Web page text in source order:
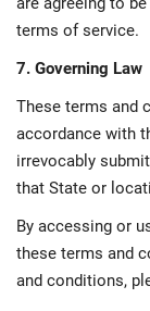
terms of service.
7. Governing Law
These terms and
accordance with
irrevocably
that State or
By accessing or
these terms and
and conditions,